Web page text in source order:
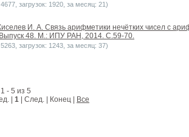
загрузок: 1920, за месяц: 21)
И. А. Связь арифметики нечётких чисел с
48. М.: ИПУ РАН, 2014. С.59-70.
загрузок: 1243, за месяц: 37)
- 5 из 5
| 1 | След. | Конец Все